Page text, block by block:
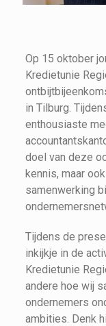
Op 15 oktober
Kredietunie
in Tilburg.
enthousiaste
doel van deze
kennis, maar
samenwerking
Tijdens de
inkijkje in de
Kredietunie
andere hoe wij
ondernemers
ambities. Denk